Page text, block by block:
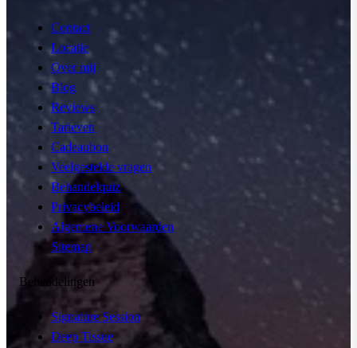
Contact
Locatie
Over mij
Blog
Reviews
Tarieven
Cadeaubon
Veelgestelde vragen
Behandelquiz
Privacybeleid
Algemene Voorwaarden
Sitemap
Behandelingen
Signature Session
Deep Tissue